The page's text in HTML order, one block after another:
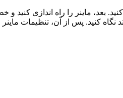
بعد، ماینر را راه اندازی کنید و